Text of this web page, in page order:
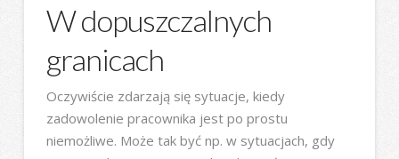
W dopuszczalnych
granicach
Oczywiście zdarzają się sytuacje, kiedy
zadowolenie pracownika jest po prostu
niemożliwe. Może tak być np. w sytuacjach, gdy